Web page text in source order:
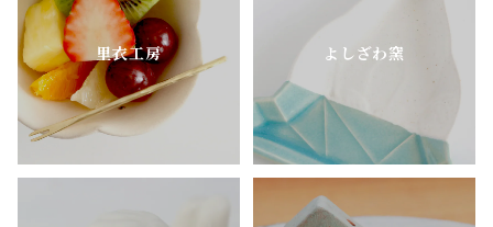
ニシクミ
樋口萌
古谷製陶所
お花のうつわ
里衣工房 よしざわ窯